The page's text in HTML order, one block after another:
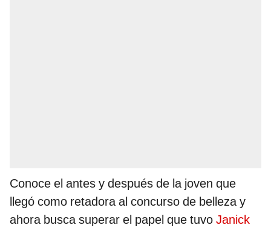
Conoce el antes y después de la joven que
llegó como retadora al concurso de belleza y
ahora busca superar el papel que tuvo Janick